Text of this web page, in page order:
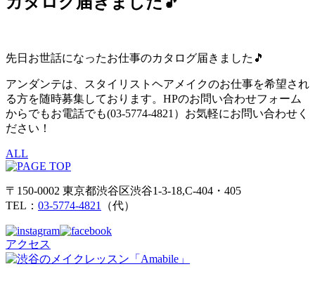
先日お世話になったお仕事のカタログ届きました🎵
アンダンテは、スタイリストヘアメイクのお仕事を希望され
る方を随時募集しております。HPのお問い合わせフォーム
からでもお電話でも(03-5774-4821）お気軽にお問い合わせく
ださい！
ALL
〒150-0002 東京都渋谷区渋谷1-3-18,C-404・405
TEL： 03-5774-4821 （代）
アクセス